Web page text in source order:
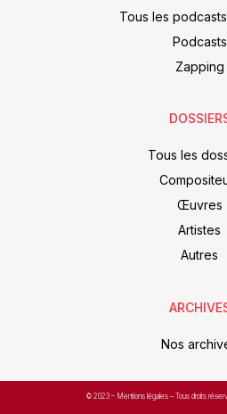
Tous les
Podcasts
Zapping
Tous les
Œuvres
Artistes
Autres
Nos
© 2023 – Mentions légales – Tous droits